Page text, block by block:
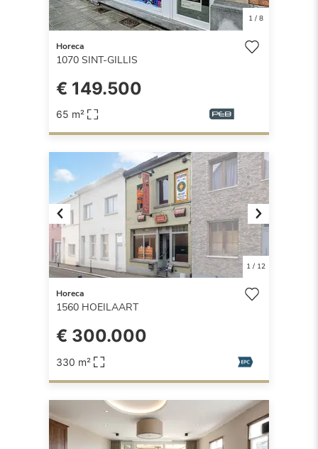
1/ 8
Horeca
1070 SINT-GILLIS
€ 149.500
65 m²
Previous Next
1/ 12
Horeca
1560 HOEILAART
€ 300.000
330 m²